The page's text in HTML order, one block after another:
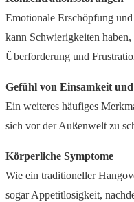
Emotionale Erschöpfung
kann Schwierigkeiten
Überforderung und
Gefühl von Einsamkeit
Ein weiteres häufiges
sich vor der Außenwelt zu
Körperliche Symptome
Wie ein traditioneller
sogar Appetitlosigkeit,